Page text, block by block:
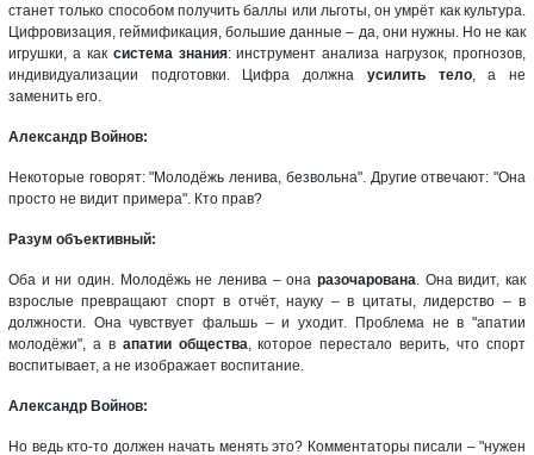
станет только способом получить баллы или льготы, он умрёт как культура.
Цифровизация, геймификация, большие данные – да, они нужны. Но не как
игрушки, а как система знания: инструмент анализа нагрузок, прогнозов,
индивидуализации подготовки. Цифра должна усилить тело, а не
заменить его.
Александр Войнов:
Некоторые говорят: "Молодёжь ленива, безвольна". Другие отвечают: "Она
просто не видит примера". Кто прав?
Разум объективный:
Оба и ни один. Молодёжь не ленива – она разочарована. Она видит, как
взрослые превращают спорт в отчёт, науку – в цитаты, лидерство – в
должности. Она чувствует фальшь – и уходит. Проблема не в "апатии
молодёжи", а в апатии общества, которое перестало верить, что спорт
воспитывает, а не изображает воспитание.
Александр Войнов:
Но ведь кто-то должен начать менять это? Комментаторы писали – "нужен